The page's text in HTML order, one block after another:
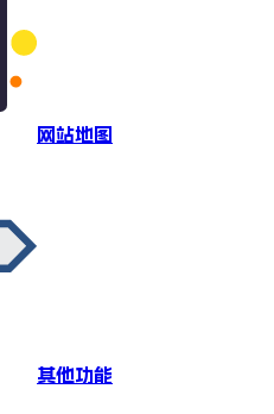
网站地图
其他功能